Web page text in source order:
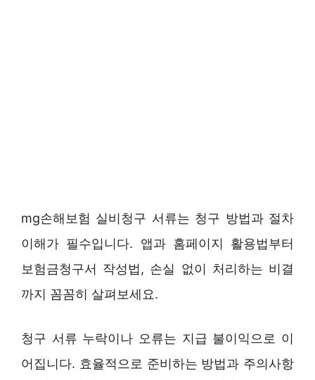
mg손해보험 실비청구 서류는 청구 방법과 절차
이해가 필수입니다. 앱과 홈페이지 활용법부터
보험금청구서 작성법, 손실 없이 처리하는 비결
까지 꼼꼼히 살펴보세요.
청구 서류 누락이나 오류는 지급 불이익으로 이
어집니다. 효율적으로 준비하는 방법과 주의사항